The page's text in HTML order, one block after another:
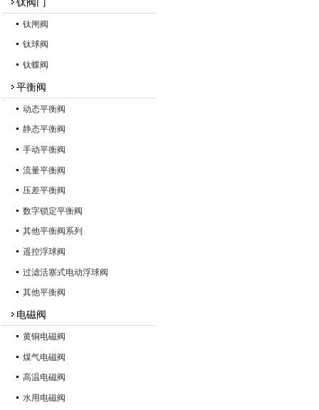
钛阀门
钛闸阀
钛球阀
钛蝶阀
平衡阀
动态平衡阀
静态平衡阀
手动平衡阀
流量平衡阀
压差平衡阀
数字锁定平衡阀
其他平衡阀系列
遥控浮球阀
过滤活塞式电动浮球阀
其他平衡阀
电磁阀
黄铜电磁阀
煤气电磁阀
高温电磁阀
水用电磁阀